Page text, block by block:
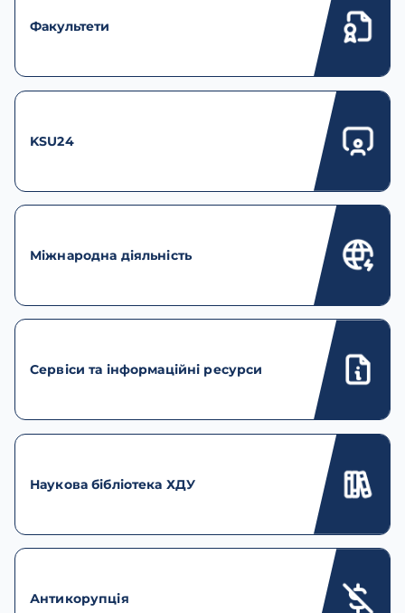
Факультети
KSU24
Міжнародна діяльність
Сервіси та інформаційні ресурси
Наукова бібліотека ХДУ
Антикорупція